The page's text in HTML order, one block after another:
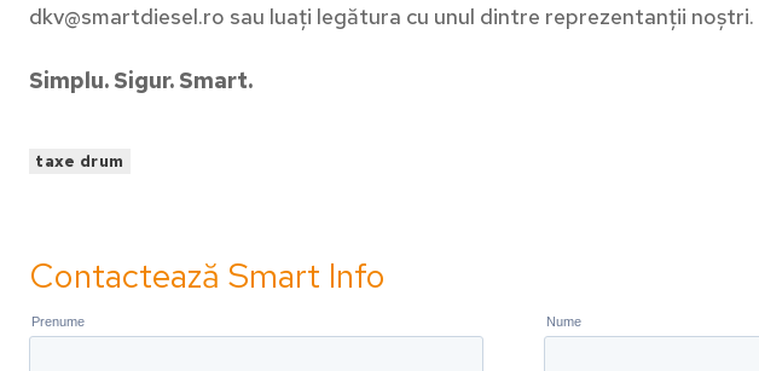
Abonează-te la newsletter
dkv@smartdiesel.ro sau luați legătura cu unul dintre reprezentanții noștri.
Simplu. Sigur. Smart.
taxe drum
Contactează Smart Info